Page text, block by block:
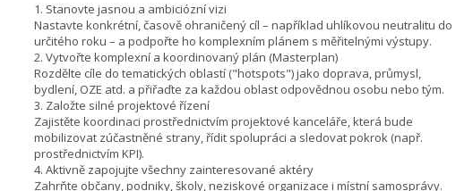
1. Stanovte jasnou a ambiciózní vizi
Nastavte konkrétní, časově ohraničený cíl – například uhlíkovou neutralitu do
určitého roku – a podpořte ho komplexním plánem s měřitelnými výstupy.
2. Vytvořte komplexní a koordinovaný plán (Masterplan)
Rozdělte cíle do tematických oblastí ("hotspots") jako doprava, průmysl,
bydlení, OZE atd. a přiřaďte za každou oblast odpovědnou osobu nebo tým.
3. Založte silné projektové řízení
Zajistěte koordinaci prostřednictvím projektové kanceláře, která bude
mobilizovat zúčastněné strany, řídit spolupráci a sledovat pokrok (např.
prostřednictvím KPI).
4. Aktivně zapojujte všechny zainteresované aktéry
Zahrňte občany, podniky, školy, neziskové organizace i místní samosprávy.